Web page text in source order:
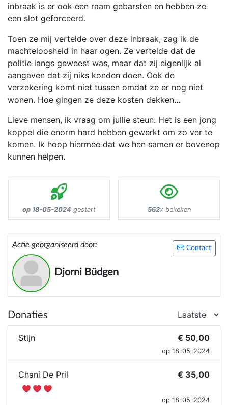
inbraak is er ook een raam gebarsten en hebben ze
een slot geforceerd.
Toen ze mij vertelde over deze inbraak, zag ik de
machteloosheid in haar ogen. Ze vertelde dat de
politie langs geweest was, maar dat zij eigenlijk al
aangaven dat zij niks konden doen. Ook de
verzekering komt niet tussen omdat ze er nog niet
wonen. Hoe gingen ze deze kosten dekken…
Lieve mensen, ik vraag om jullie steun. Het is een jong
koppel die enorm hard hebben gewerkt om zo ver te
komen. Ik hoop hiermee dat we hen samen er bovenop
kunnen helpen.
op 18-05-2024 gestart 562x bekeken
Contact
Actie georganiseerd door:
Djorni Büdgen
Donaties
Stijn € 50,00
op 18-05-2024
Chani De Pril € 35,00
op 18-05-2024